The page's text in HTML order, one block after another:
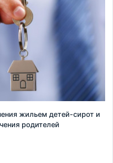
жильем детей-сирот и
родителей